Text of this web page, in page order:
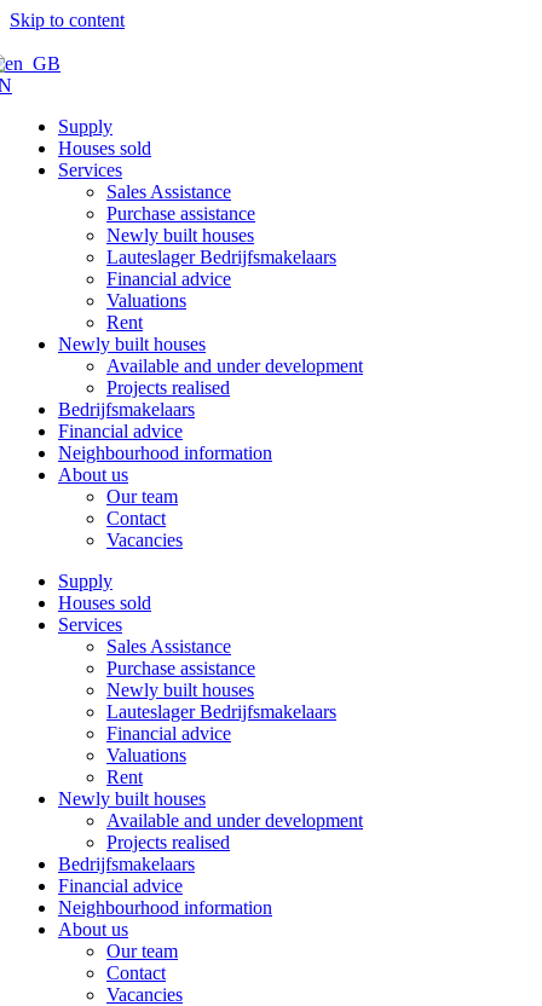
Skip to content
Supply
Houses sold
Services
Sales Assistance
Purchase assistance
Newly built houses
Lauteslager Bedrijfsmakelaars
Financial advice
Valuations
Rent
Newly built houses
Available and under development
Projects realised
Bedrijfsmakelaars
Financial advice
Neighbourhood information
About us
Our team
Contact
Vacancies
Supply
Houses sold
Services
Sales Assistance
Purchase assistance
Newly built houses
Lauteslager Bedrijfsmakelaars
Financial advice
Valuations
Rent
Newly built houses
Available and under development
Projects realised
Bedrijfsmakelaars
Financial advice
Neighbourhood information
About us
Our team
Contact
Vacancies